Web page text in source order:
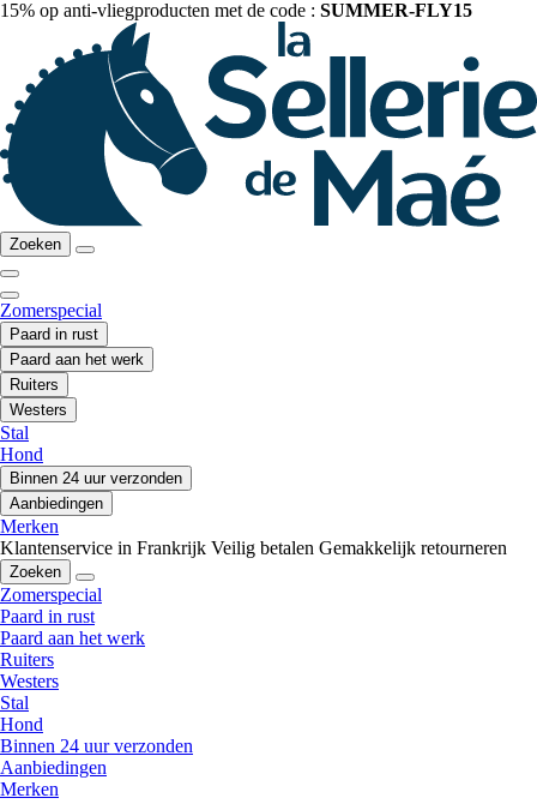
15% op anti-vliegproducten met de code : SUMMER-FLY15
Zoeken
Zomerspecial
Paard in rust
Paard aan het werk
Ruiters
Westers
Stal
Hond
Binnen 24 uur verzonden
Aanbiedingen
Merken
Klantenservice in Frankrijk Veilig betalen Gemakkelijk retourneren
Zoeken
Zomerspecial
Paard in rust
Paard aan het werk
Ruiters
Westers
Stal
Hond
Binnen 24 uur verzonden
Aanbiedingen
Merken